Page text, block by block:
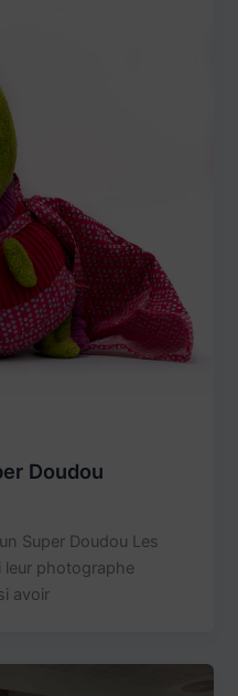
Doudou
Super Doudou Les
leur photographe
avoir